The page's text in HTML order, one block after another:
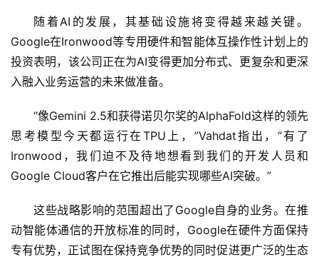
随着AI的发展，其基础设施将变得越来越关键。
Google在Ironwood等专用硬件和智能体互操作性计划上的
投资表明，该公司正在为AI变得更加分布式、更复杂和更深
入融入业务运营的未来做准备。
“像Gemini 2.5和获得诺贝尔奖的AlphaFold这样的领先
思考模型今天都运行在TPU上，”Vahdat指出，“有了
Ironwood，我们迫不及待地想看到我们的开发人员和
Google Cloud客户在它推出后能实现哪些AI突破。”
这些战略影响的范围超出了Google自身的业务。在推
动智能体通信的开放标准的同时，Google在硬件方面保持
专有优势，正试图在保持竞争优势的同时促进更广泛的生态